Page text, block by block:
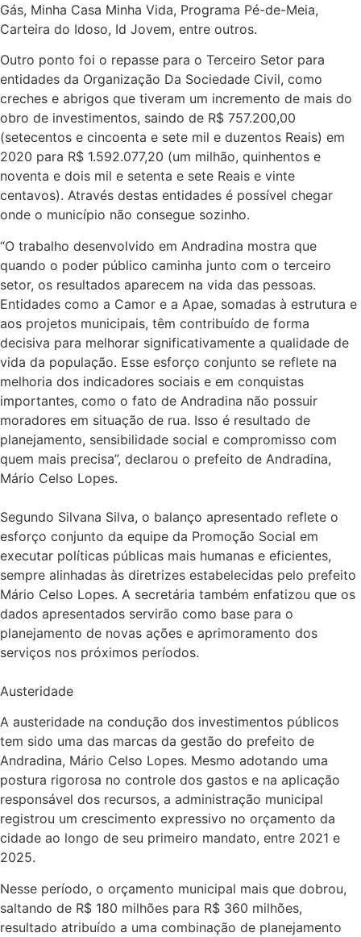
Gás, Minha Casa Minha Vida, Programa Pé-de-Meia,
Carteira do Idoso, Id Jovem, entre outros.
Outro ponto foi o repasse para o Terceiro Setor para
entidades da Organização Da Sociedade Civil, como
creches e abrigos que tiveram um incremento de mais do
obro de investimentos, saindo de R$ 757.200,00
(setecentos e cincoenta e sete mil e duzentos Reais) em
2020 para R$ 1.592.077,20 (um milhão, quinhentos e
noventa e dois mil e setenta e sete Reais e vinte
centavos). Através destas entidades é possível chegar
onde o município não consegue sozinho.
“O trabalho desenvolvido em Andradina mostra que
quando o poder público caminha junto com o terceiro
setor, os resultados aparecem na vida das pessoas.
Entidades como a Camor e a Apae, somadas à estrutura e
aos projetos municipais, têm contribuído de forma
decisiva para melhorar significativamente a qualidade de
vida da população. Esse esforço conjunto se reflete na
melhoria dos indicadores sociais e em conquistas
importantes, como o fato de Andradina não possuir
moradores em situação de rua. Isso é resultado de
planejamento, sensibilidade social e compromisso com
quem mais precisa”, declarou o prefeito de Andradina,
Mário Celso Lopes.
Segundo Silvana Silva, o balanço apresentado reflete o
esforço conjunto da equipe da Promoção Social em
executar políticas públicas mais humanas e eficientes,
sempre alinhadas às diretrizes estabelecidas pelo prefeito
Mário Celso Lopes. A secretária também enfatizou que os
dados apresentados servirão como base para o
planejamento de novas ações e aprimoramento dos
serviços nos próximos períodos.
Austeridade
A austeridade na condução dos investimentos públicos
tem sido uma das marcas da gestão do prefeito de
Andradina, Mário Celso Lopes. Mesmo adotando uma
postura rigorosa no controle dos gastos e na aplicação
responsável dos recursos, a administração municipal
registrou um crescimento expressivo no orçamento da
cidade ao longo de seu primeiro mandato, entre 2021 e
2025.
Nesse período, o orçamento municipal mais que dobrou,
saltando de R$ 180 milhões para R$ 360 milhões,
resultado atribuído a uma combinação de planejamento